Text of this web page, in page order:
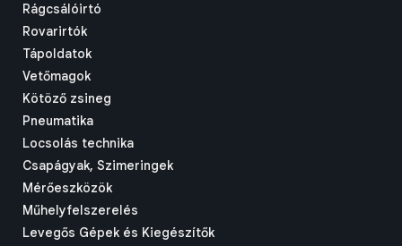
Rágcsálóirtó
Rovarirtók
Tápoldatok
Vetőmagok
Kötöző zsineg
Pneumatika
Locsolás technika
Csapágyak, Szimeringek
Mérőeszközök
Műhelyfelszerelés
Levegős Gépek és Kiegészítők